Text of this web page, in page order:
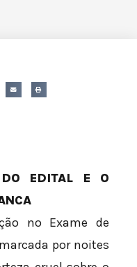
EDITAL E O
no Exame de
por noites